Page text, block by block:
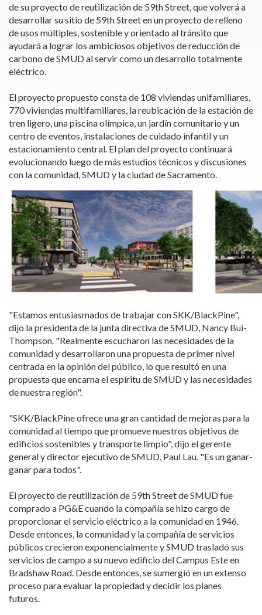
de su proyecto de reutilización de 59th Street, que volverá a
desarrollar su sitio de 59th Street en un proyecto de relleno
de usos múltiples, sostenible y orientado al tránsito que
ayudará a lograr los ambiciosos objetivos de reducción de
carbono de SMUD al servir como un desarrollo totalmente
eléctrico.
El proyecto propuesto consta de 108 viviendas unifamiliares,
770 viviendas multifamiliares, la reubicación de la estación de
tren ligero, una piscina olímpica, un jardín comunitario y un
centro de eventos, instalaciones de cuidado infantil y un
estacionamiento central. El plan del proyecto continuará
evolucionando luego de más estudios técnicos y discusiones
con la comunidad, SMUD y la ciudad de Sacramento.
"Estamos entusiasmados de trabajar con SKK/BlackPine",
dijo la presidenta de la junta directiva de SMUD, Nancy Bui-
Thompson. "Realmente escucharon las necesidades de la
comunidad y desarrollaron una propuesta de primer nivel
centrada en la opinión del público, lo que resultó en una
propuesta que encarna el espíritu de SMUD y las necesidades
de nuestra región".
"SKK/BlackPine ofrece una gran cantidad de mejoras para la
comunidad al tiempo que promueve nuestros objetivos de
edificios sostenibles y transporte limpio", dijo el gerente
general y director ejecutivo de SMUD, Paul Lau. "Es un ganar-
ganar para todos".
El proyecto de reutilización de 59th Street de SMUD fue
comprado a PG&E cuando la compañía se hizo cargo de
proporcionar el servicio eléctrico a la comunidad en 1946.
Desde entonces, la comunidad y la compañía de servicios
públicos crecieron exponencialmente y SMUD trasladó sus
servicios de campo a su nuevo edificio del Campus Este en
Bradshaw Road. Desde entonces, se sumergió en un extenso
proceso para evaluar la propiedad y decidir los planes
futuros.